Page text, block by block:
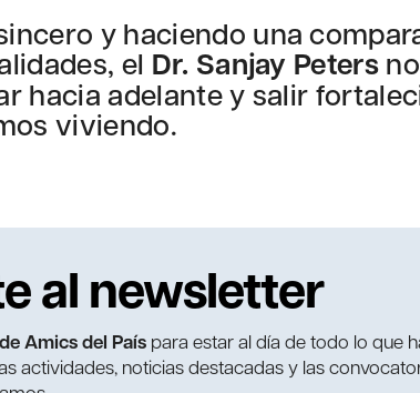
y haciendo una
el Dr. Sanjay Peters
hacia adelante y salir
viviendo.
al newsletter
Amics del País para estar al día de todo lo que
actividades, noticias destacadas y las